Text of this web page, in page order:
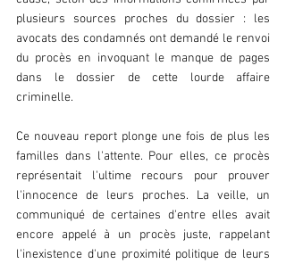
plusieurs sources proches du dossier : les
avocats des condamnés ont demandé le renvoi
du procès en invoquant le manque de pages
dans le dossier de cette lourde affaire
criminelle.
Ce nouveau report plonge une fois de plus les
familles dans l'attente. Pour elles, ce procès
représentait l'ultime recours pour prouver
l'innocence de leurs proches. La veille, un
communiqué de certaines d'entre elles avait
encore appelé à un procès juste, rappelant
l'inexistence d'une proximité politique de leurs